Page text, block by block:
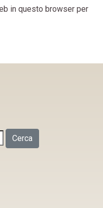
in questo browser per